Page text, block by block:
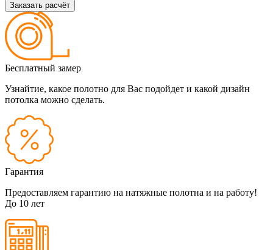
Заказать расчёт
Бесплатный замер
Узнайтие, какое полотно для Вас подойдет и какой дизайн
потолка можно сделать.
Гарантия
Предоставляем гарантию на натяжные полотна и на работу!
До 10 лет